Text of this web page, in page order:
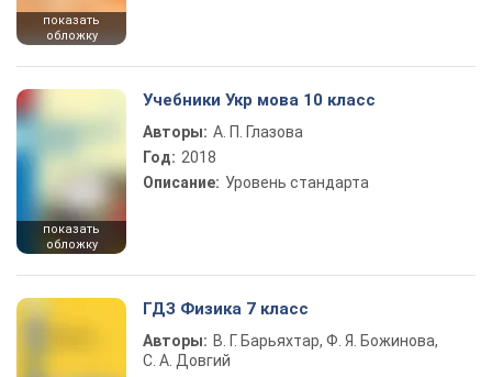
показать
обложку
показать
обложку
Учебники Укр мова 10 класс
Авторы: А. П. Глазова
Год: 2018
Описание: Уровень стандарта
ГДЗ Физика 7 класс
Авторы: В. Г. Барьяхтар, Ф. Я. Божинова,
С. А. Довгий